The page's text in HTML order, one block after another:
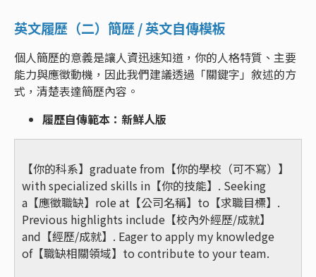
英文履歷（二）簡歷 / 英文自傳模板
個人簡歷的意義是讓人資迅速知道，你的人格特質、主要
能力與應徵動機，因此我們建議透過「關鍵字」敘述的方
式，清楚表達簡歷內容。
履歷自傳範本：新鮮人版
【你的科系】graduate from【你的學校（可不寫）】
with specialized skills in【你的技能】. Seeking
a【應徵職缺】role at【公司名稱】to【求職目標】.
Previous highlights include【校內外經歷/成就】
and【經歷/成就】. Eager to apply my knowledge
of【職缺相關領域】to contribute to your team.